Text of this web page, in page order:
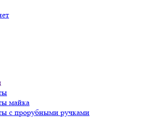
майка
с прорубными ручками